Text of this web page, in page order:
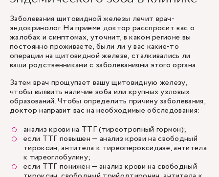
Заболевания щитовидной железы лечит врач-
эндокринолог. На приеме доктор расспросит вас о
жалобах и симптомах, уточнит, в каком регионе вы
постоянно проживаете, были ли у вас какие-то
операции на щитовидной железе, сталкивались ли
ваши родственниками с заболеваниями этого органа.
Затем врач прощупает вашу щитовидную железу,
чтобы выявить наличие зоба или крупных узловых
образований. Чтобы определить причину заболевания,
доктор направит вас на необходимые обследования:
анализ крови на ТТГ (тиреотропный гормон);
если ТТГ повышен — анализ крови на свободный
тироксин, антитела к тиреопероксидазе, антитела
к тиреоглобулину;
если ТТГ понижен — анализ крови на свободный